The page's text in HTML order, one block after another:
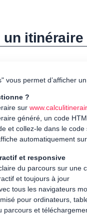
un
vous permet d’afficher
?
sur
généré, un code
et collez-le dans le
automatiquement
et responsive
du parcours sur une
et toujours à jour
tous les navigateurs
pour ordinateurs,
parcours et